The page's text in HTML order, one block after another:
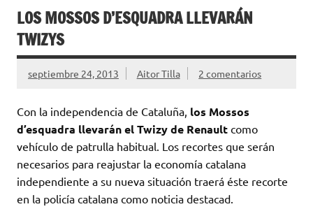
LOS MOSSOS D’ESQUADRA LLEVARÁN
TWIZYS
septiembre 24, 2013 Aitor Tilla 2 comentarios
Con la independencia de Cataluña, los Mossos
d’esquadra llevarán el Twizy de Renault como
vehículo de patrulla habitual. Los recortes que serán
necesarios para reajustar la economía catalana
independiente a su nueva situación traerá éste recorte
en la policía catalana como noticia destacad.